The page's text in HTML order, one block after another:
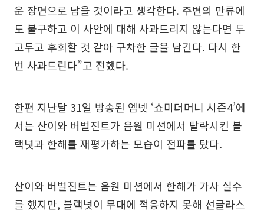
운 장면으로 남을 것이라고 생각한다. 주변의 만류에
도 불구하고 이 사안에 대해 사과드리지 않는다면 두
고두고 후회할 것 같아 구차한 글을 남긴다. 다시 한
번 사과드린다”고 전했다.
한편 지난달 31일 방송된 엠넷 ‘쇼미더머니 시즌4’에
서는 산이와 버벌진트가 음원 미션에서 탈락시킨 블
랙넛과 한해를 재평가하는 모습이 전파를 탔다.
산이와 버벌진트는 음원 미션에서 한해가 가사 실수
를 했지만, 블랙넛이 무대에 적응하지 못해 선글라스